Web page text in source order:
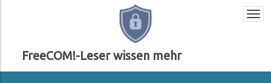
FreeCOM!-Leser wissen mehr